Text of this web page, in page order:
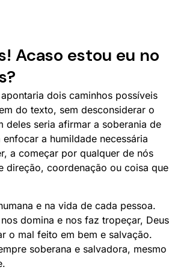
Acaso estou eu no
dois caminhos possíveis
do texto, sem desconsiderar o
deles seria afirmar a soberania de
a humildade necessária
a começar por qualquer de nós
direção, coordenação ou coisa que
e na vida de cada pessoa.
domina e nos faz tropeçar, Deus
o mal feito em bem e salvação.
soberana e salvadora, mesmo